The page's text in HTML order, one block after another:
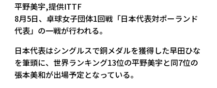
平野美宇,提供ITTF
8月5日、卓球女子団体1回戦「日本代表対ポーランド
代表」の一戦が行われる。
日本代表はシングルスで銅メダルを獲得した早田ひな
を筆頭に、世界ランキング13位の平野美宇と同7位の
張本美和が出場予定となっている。